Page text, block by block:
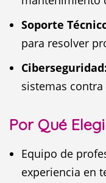
Soporte
para resolver
Ciberseguridad:
sistemas
Por Qué
Equipo de
experiencia en